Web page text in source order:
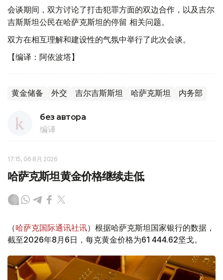
会谈期间，双方讨论了打击犯罪方面的双边合作，以及吉尔
吉斯斯坦公民在哈萨克斯坦的停留 相关问题。
双方在相互理解和建设性的气氛中举行了此次会谈。
【编译：阿依波塔】
黄金储备 外交 吉尔吉斯斯坦 哈萨克斯坦 内务部
без автора
编译
17:15, 06 8月 2026
哈萨克斯坦黄金价格继续走低
（哈萨克国际通讯社讯）根据哈萨克斯坦国家银行的数据，
截至2026年8月6日，每克黄金价格为61 444.62坚戈。